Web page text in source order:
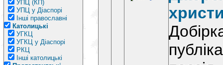
УПЦ (КП)
УПЦ у Діаспорі
Інші православні
Католицькі
УГКЦ
УГКЦ у Діаспорі
РКЦ
Інші католицькі